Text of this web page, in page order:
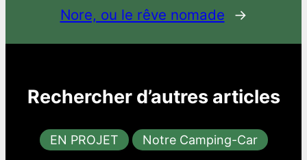
Nore, ou le rêve nomade
→
Rechercher d’autres articles
EN PROJET Notre Camping-Car